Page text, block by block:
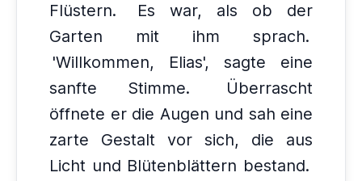
Flüstern.
Es war, als ob der
Garten mit ihm sprach.
'Willkommen, Elias', sagte eine
sanfte Stimme.
Überrascht
öffnete er die Augen und sah eine
zarte Gestalt vor sich, die aus
Licht und Blütenblättern bestand.